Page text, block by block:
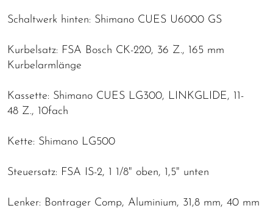
Schaltwerk hinten: Shimano CUES U6000 GS
Kurbelsatz: FSA Bosch CK-220, 36 Z., 165 mm
Kurbelarmlänge
Kassette: Shimano CUES LG300, LINKGLIDE, 11-
48 Z., 10fach
Kette: Shimano LG500
Steuersatz: FSA IS-2, 1 1/8" oben, 1,5" unten
Lenker: Bontrager Comp, Aluminium, 31,8 mm, 40 mm